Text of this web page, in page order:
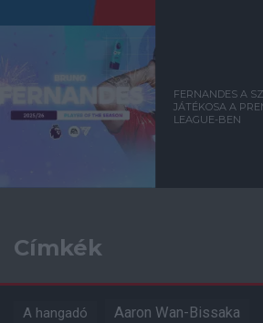
FERNANDES A
JÁTÉKOSA A
LEAGUE-BEN
Címkék
A hangadó Aaron Wan-Bissaka